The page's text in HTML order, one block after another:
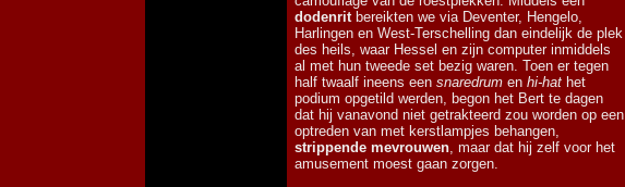
dodenritbereikten we via Deventer, Hengelo,
Harlingen en West-Terschelling dan eindelijk de plek
des heils, waar Hessel en zijn computer inmiddels
al met hun tweede set bezig waren. Toen er tegen
half twaalf ineens een snaredrum en hi-hat het
podium opgetild werden, begon het Bert te dagen
dat hij vanavond niet getrakteerd zou worden op een
optreden van met kerstlampjes behangen,
strippende mevrouwen, maar dat hij zelf voor het
amusement moest gaan zorgen.